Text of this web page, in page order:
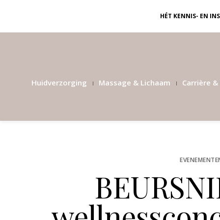
HÉT KENNIS- EN
Huidverzorging Massage & Lichaam Carrière